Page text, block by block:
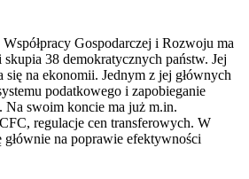
Gospodarczej i Rozwoju ma
38 demokratycznych państw. Jej
się na ekonomii. Jednym z jej głównych
podatkowego i zapobieganie
Na swoim koncie ma już m.in.
regulacje cen transferowych. W
głównie na poprawie efektywności